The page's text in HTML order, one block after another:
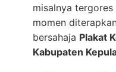
misalnya tergores
momen
bersahaja Plakat
Kabupaten